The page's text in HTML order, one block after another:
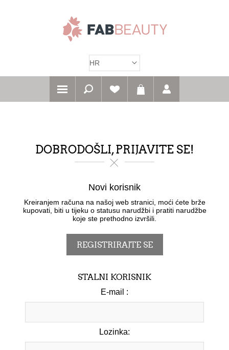
DOBRODOŠLI, PRIJAVITE SE!
Novi korisnik
Kreiranjem računa na našoj web stranici, moći ćete brže
kupovati, biti u tijeku o statusu narudžbi i pratiti narudžbe
koje ste prethodno izvršili.
STALNI KORISNIK
E-mail :
Lozinka: